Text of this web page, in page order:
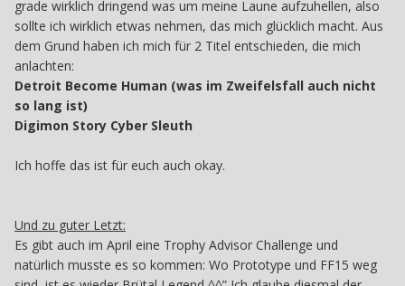
grade wirklich dringend was um meine Laune aufzuhellen, also
sollte ich wirklich etwas nehmen, das mich glücklich macht. Aus
dem Grund haben ich mich für 2 Titel entschieden, die mich
anlachten:
Detroit Become Human (was im Zweifelsfall auch nicht
so lang ist)
Digimon Story Cyber Sleuth
Ich hoffe das ist für euch auch okay.
Und zu guter Letzt:
Es gibt auch im April eine Trophy Advisor Challenge und
natürlich musste es so kommen: Wo Prototype und FF15 weg